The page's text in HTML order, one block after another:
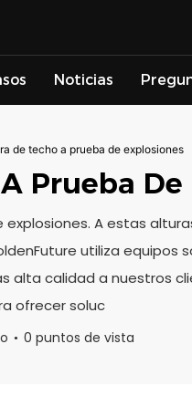
Noticias
de techo a prueba de explosiones
Prueba
A estas
utiliza
alta calidad a nuestros
ofrecer soluc
0 puntos de vista